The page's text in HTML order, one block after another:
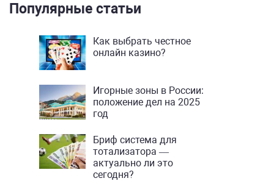
Популярные статьи
Как выбрать честное
онлайн казино?
Игорные зоны в России:
положение дел на 2025
год
Бриф система для
тотализатора —
актуально ли это
сегодня?